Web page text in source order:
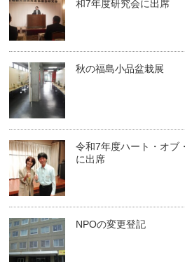
和7年度研究会に出席
秋の福島小品盆栽展
令和7年度ハート・オブ
に出席
NPOの変更登記